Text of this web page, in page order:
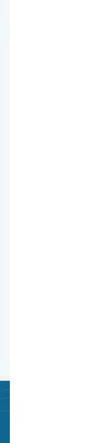
słońcem. . .